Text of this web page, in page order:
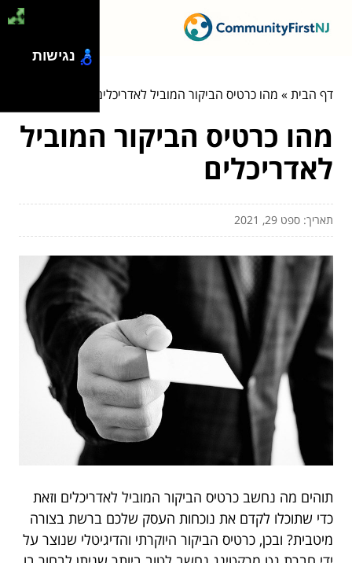
דף הבית» מהו כרטיס הביקור המוביל לאדריכלים
מהו כרטיס הביקור המוביל
לאדריכלים
תאריך: ספט 29, 2021
תוהים מה נחשב כרטיס הביקור המוביל לאדריכלים וזאת
כדי שתוכלו לקדם את נוכחות העסק שלכם ברשת בצורה
מיטבית? ובכן, כרטיס הביקור היוקרתי והדיגיטלי שנוצר על
נגישות